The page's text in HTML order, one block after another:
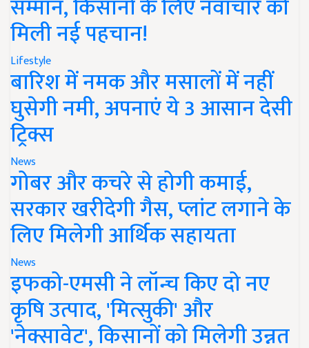
सम्मान, किसानों के लिए नवाचार को
मिली नई पहचान!
Lifestyle
बारिश में नमक और मसालों में नहीं
घुसेगी नमी, अपनाएं ये 3 आसान देसी
ट्रिक्स
News
गोबर और कचरे से होगी कमाई,
सरकार खरीदेगी गैस, प्लांट लगाने के
लिए मिलेगी आर्थिक सहायता
News
इफको-एमसी ने लॉन्च किए दो नए
कृषि उत्पाद, 'मित्सुकी' और
'नेक्सावेट', किसानों को मिलेगी उन्नत